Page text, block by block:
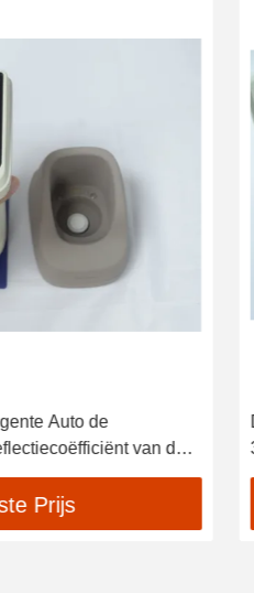
van de
Prijs